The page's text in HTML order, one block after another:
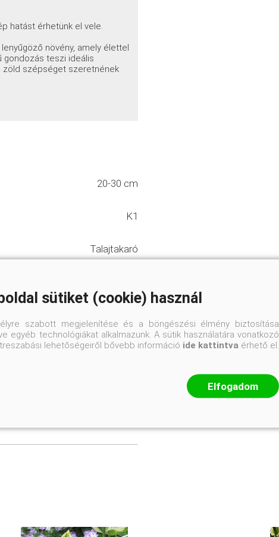
hatást érhetünk el vele.
növény, amely élettel
gondozás teszi ideális
zöld szépséget szeretnének
20-30 cm
K1
Talajtakaró
Félárnyékos-árnyékos helyre
sütiket (cookie) használ
szabott megjelenítése és a böngészési élmény biztosítása
egyéb technológiákat alkalmazunk. A sütik használatára vonatkozó
lehetőségeiről bővebb információ ide kattintva érhető el.
Elfogadom